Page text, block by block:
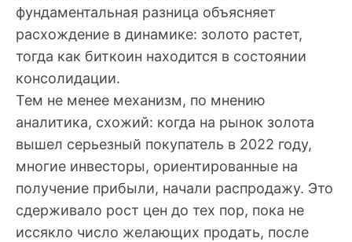
фундаментальная разница объясняет
расхождение в динамике: золото растет,
тогда как биткоин находится в состоянии
консолидации.
Тем не менее механизм, по мнению
аналитика, схожий: когда на рынок золота
вышел серьезный покупатель в 2022 году,
многие инвесторы, ориентированные на
получение прибыли, начали распродажу. Это
сдерживало рост цен до тех пор, пока не
иссякло число желающих продать, после